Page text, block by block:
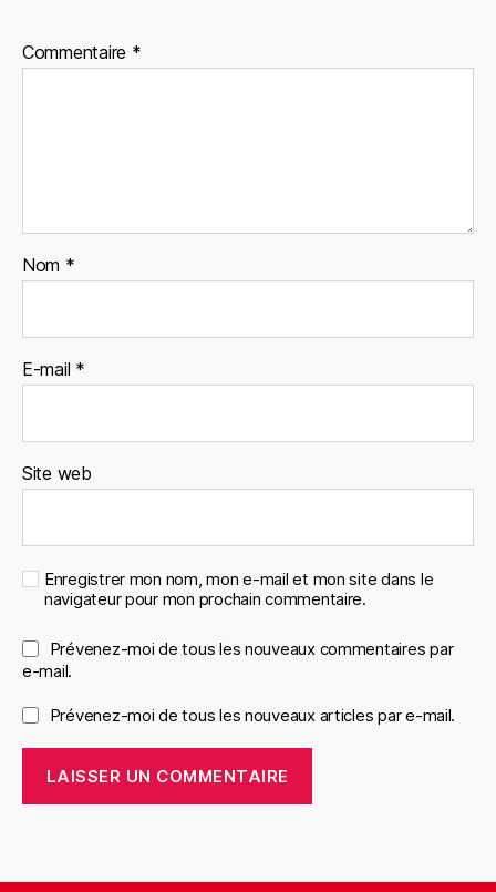
Commentaire *
Nom *
E-mail *
Site web
Enregistrer mon nom, mon e-mail et mon site dans le
navigateur pour mon prochain commentaire.
Prévenez-moi de tous les nouveaux commentaires par
e-mail.
Prévenez-moi de tous les nouveaux articles par e-mail.